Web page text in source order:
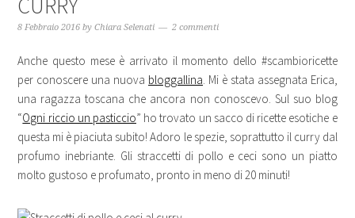
8 Febbraio 2016 byChiara Selenati 2 commenti
Anche questo mese è arrivato il momento dello #scambioricette
per conoscere una nuova bloggallina. Mi è stata assegnata Erica,
una ragazza toscana che ancora non conoscevo. Sul suo blog
“Ogni riccio un pasticcio” ho trovato un sacco di ricette esotiche e
questa mi è piaciuta subito! Adoro le spezie, soprattutto il curry dal
profumo inebriante. Gli straccetti di pollo e ceci sono un piatto
molto gustoso e profumato, pronto in meno di 20 minuti!